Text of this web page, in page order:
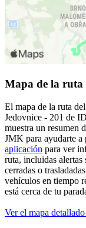
Mapa de la ruta
El mapa de la ruta
Jedovnice - 201 de
muestra un resumen
JMK para ayudarte
aplicación para ver
ruta, incluidas alertas
cerradas o
vehículos en tiempo
está cerca de tu
Ver el mapa